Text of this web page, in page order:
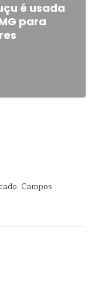
é usada
para
Campos